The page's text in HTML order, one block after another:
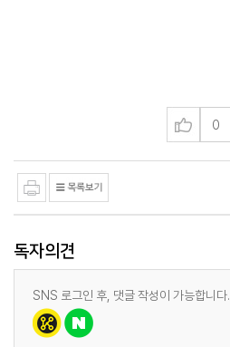
0
독자의견
SNS 로그인 후, 댓글 작성이 가능합니다.